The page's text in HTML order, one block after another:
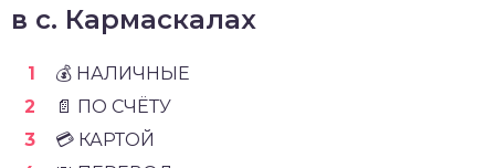
в с. Кармаскалах
💰 НАЛИЧНЫЕ
📄 ПО СЧЁТУ
💳 КАРТОЙ